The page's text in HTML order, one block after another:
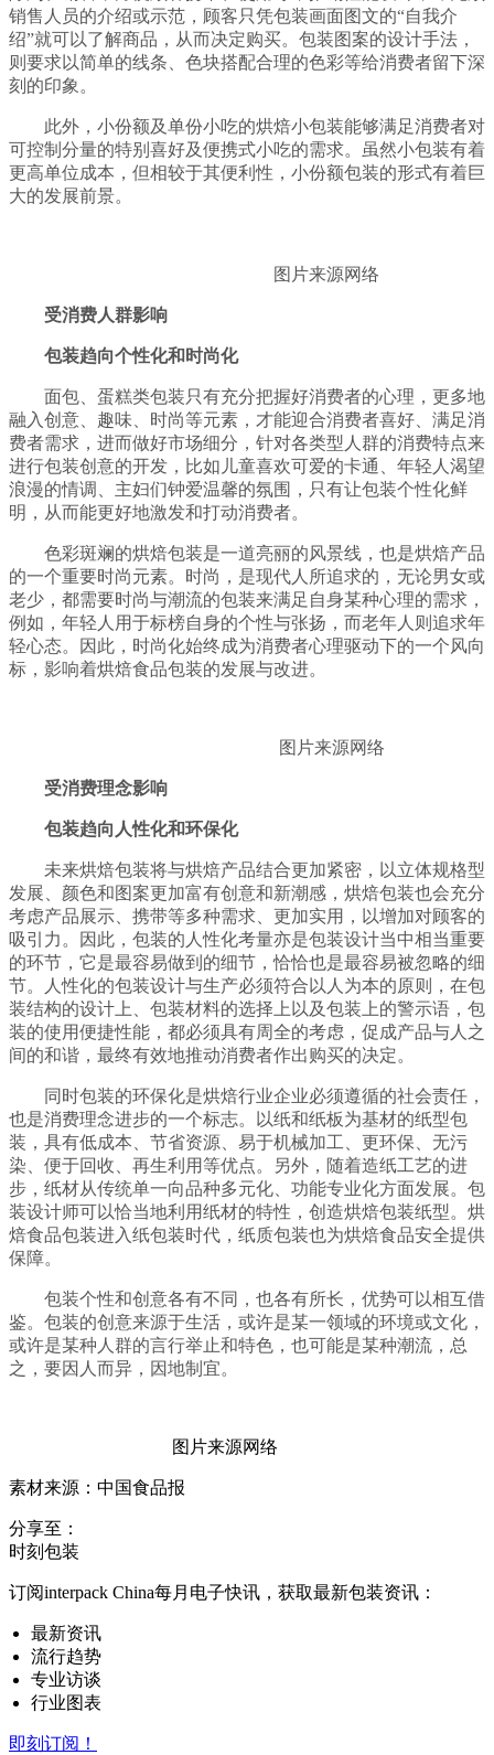
销售人员的介绍或示范，顾客只凭包装画面图文的“自我介
绍”就可以了解商品，从而决定购买。包装图案的设计手法，
则要求以简单的线条、色块搭配合理的色彩等给消费者留下深
刻的印象。
此外，小份额及单份小吃的烘焙小包装能够满足消费者对
可控制分量的特别喜好及便携式小吃的需求。虽然小包装有着
更高单位成本，但相较于其便利性，小份额包装的形式有着巨
大的发展前景。
图片来源网络
受消费人群影响
包装趋向个性化和时尚化
面包、蛋糕类包装只有充分把握好消费者的心理，更多地
融入创意、趣味、时尚等元素，才能迎合消费者喜好、满足消
费者需求，进而做好市场细分，针对各类型人群的消费特点来
进行包装创意的开发，比如儿童喜欢可爱的卡通、年轻人渴望
浪漫的情调、主妇们钟爱温馨的氛围，只有让包装个性化鲜
明，从而能更好地激发和打动消费者。
色彩斑斓的烘焙包装是一道亮丽的风景线，也是烘焙产品
的一个重要时尚元素。时尚，是现代人所追求的，无论男女或
老少，都需要时尚与潮流的包装来满足自身某种心理的需求，
例如，年轻人用于标榜自身的个性与张扬，而老年人则追求年
轻心态。因此，时尚化始终成为消费者心理驱动下的一个风向
标，影响着烘焙食品包装的发展与改进。
图片来源网络
受消费理念影响
包装趋向人性化和环保化
未来烘焙包装将与烘焙产品结合更加紧密，以立体规格型
发展、颜色和图案更加富有创意和新潮感，烘焙包装也会充分
考虑产品展示、携带等多种需求、更加实用，以增加对顾客的
吸引力。因此，包装的人性化考量亦是包装设计当中相当重要
的环节，它是最容易做到的细节，恰恰也是最容易被忽略的细
节。人性化的包装设计与生产必须符合以人为本的原则，在包
装结构的设计上、包装材料的选择上以及包装上的警示语，包
装的使用便捷性能，都必须具有周全的考虑，促成产品与人之
间的和谐，最终有效地推动消费者作出购买的决定。
同时包装的环保化是烘焙行业企业必须遵循的社会责任，
也是消费理念进步的一个标志。以纸和纸板为基材的纸型包
装，具有低成本、节省资源、易于机械加工、更环保、无污
染、便于回收、再生利用等优点。另外，随着造纸工艺的进
步，纸材从传统单一向品种多元化、功能专业化方面发展。包
装设计师可以恰当地利用纸材的特性，创造烘焙包装纸型。烘
焙食品包装进入纸包装时代，纸质包装也为烘焙食品安全提供
保障。
包装个性和创意各有不同，也各有所长，优势可以相互借
鉴。包装的创意来源于生活，或许是某一领域的环境或文化，
或许是某种人群的言行举止和特色，也可能是某种潮流，总
之，要因人而异，因地制宜。
图片来源网络
素材来源：中国食品报
分享至：
时刻包装
订阅interpack China每月电子快讯，获取最新包装资讯：
最新资讯
流行趋势
专业访谈
行业图表
即刻订阅！